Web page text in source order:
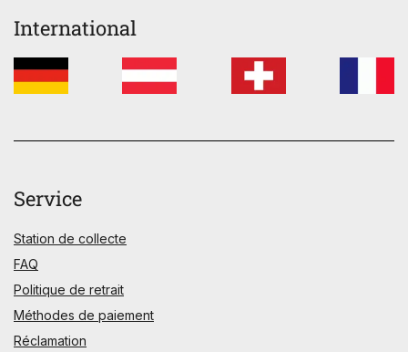
International
Service
Station de collecte
FAQ
Politique de retrait
Méthodes de paiement
Réclamation